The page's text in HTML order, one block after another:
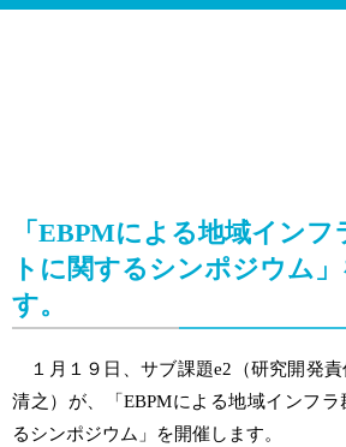
「EBPMによる地域イン
トに関するシンポジウム
す。
１月１９日、サブ課題e2（研究開発
清之）が、「EBPMによる地域インフ
るシンポジウム」を開催します。